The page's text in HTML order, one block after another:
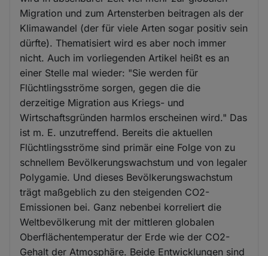
Migration und zum Artensterben beitragen als der
Klimawandel (der für viele Arten sogar positiv sein
dürfte). Thematisiert wird es aber noch immer
nicht. Auch im vorliegenden Artikel heißt es an
einer Stelle mal wieder: "Sie werden für
Flüchtlingsströme sorgen, gegen die die
derzeitige Migration aus Kriegs- und
Wirtschaftsgründen harmlos erscheinen wird." Das
ist m. E. unzutreffend. Bereits die aktuellen
Flüchtlingsströme sind primär eine Folge von zu
schnellem Bevölkerungswachstum und von legaler
Polygamie. Und dieses Bevölkerungswachstum
trägt maßgeblich zu den steigenden CO2-
Emissionen bei. Ganz nebenbei korreliert die
Weltbevölkerung mit der mittleren globalen
Oberflächentemperatur der Erde wie der CO2-
Gehalt der Atmosphäre. Beide Entwicklungen sind